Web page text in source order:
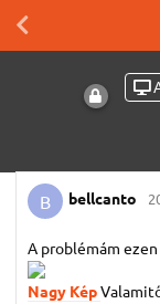
B bellcanto
A problémám
Nagy Kép